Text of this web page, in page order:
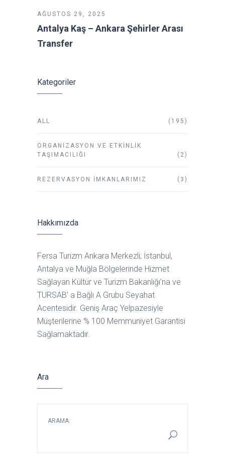
AĞUSTOS 29, 2025
Antalya Kaş – Ankara Şehirler Arası
Transfer
Kategoriler
ALL (195)
ORGANIZASYON VE ETKINLIK
TAŞIMACILIĞI
(2)
REZERVASYON İMKANLARIMIZ (3)
Hakkımızda
Fersa Turizm Ankara Merkezli; İstanbul,
Antalya ve Muğla Bölgelerinde Hizmet
Sağlayan Kültür ve Turizm Bakanlığı’na ve
TURSAB’ a Bağlı A Grubu Seyahat
Acentesidir. Geniş Araç Yelpazesiyle
Müşterilerine % 100 Memmuniyet Garantisi
Sağlamaktadır.
Ara
ARAMA: